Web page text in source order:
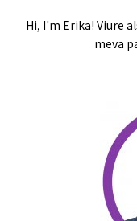
Hi, I'm Erika! Viure
meva